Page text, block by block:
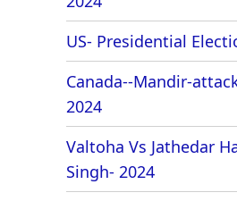
US- Presidential
Canada--Mandir-
2024
Valtoha Vs Jathedar
Singh- 2024